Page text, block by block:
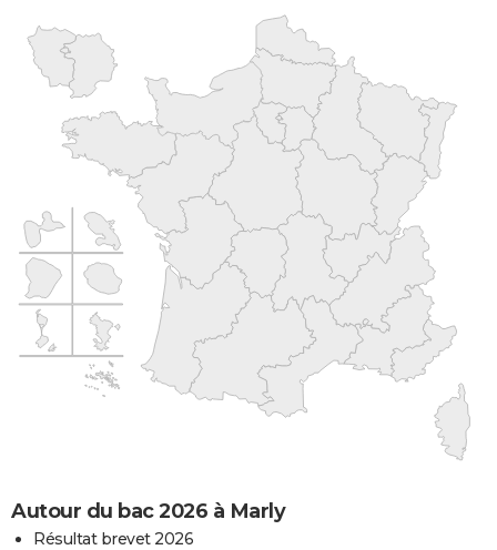
Autour du bac 2026 à Marly
Résultat brevet 2026